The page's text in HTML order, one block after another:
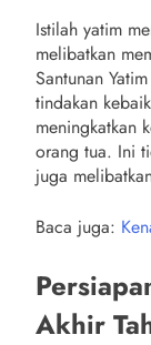
Istilah yatim
melibatkan
Santunan
tindakan
meningkatkan
orang tua. Ini
juga
Baca juga:
Akhir